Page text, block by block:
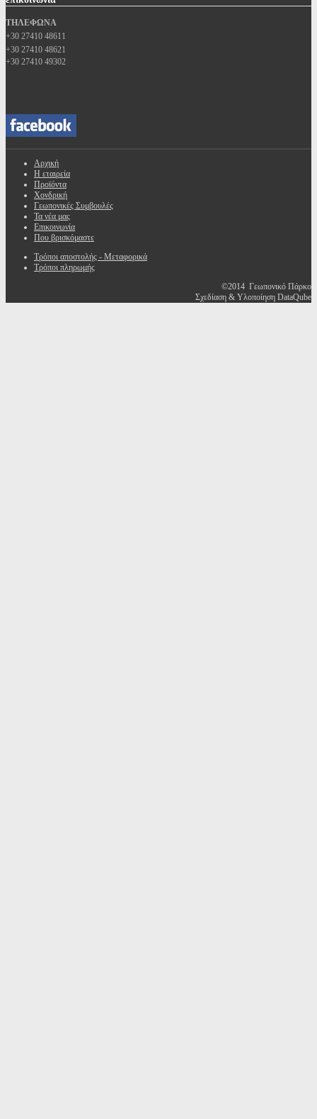
ΤΗΛΕΦΩΝΑ
+30 27410 48611
+30 27410 48621
+30 27410 49302
Αρχική
Η εταιρεία
Προϊόντα
Χονδρική
Γεωπονικές Συμβουλές
Τα νέα μας
Επικοινωνία
Που βρισκόμαστε
Τρόποι αποστολής - Μεταφορικά
Τρόποι πληρωμής
©2014 Γεωπονικό Πάρκο
Σχεδίαση & Υλοποίηση DataQube